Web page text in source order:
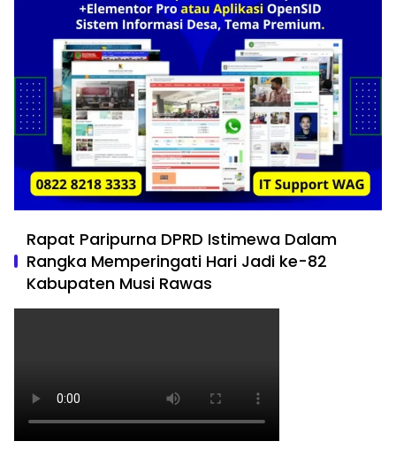
Rapat Paripurna DPRD Istimewa Dalam
Rangka Memperingati Hari Jadi ke-82
Kabupaten Musi Rawas